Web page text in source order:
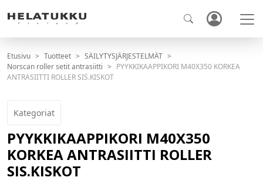
Etusivu Tuotteet
SÄILYTYSJÄRJESTELMÄT
Norscan roller setit antrasiitti
PYYKKIKAAPPIKORI M40X350 KORKEA
ANTRASIITTI ROLLER SIS.KISKOT
Kategoriat
PYYKKIKAAPPIKORI M40X350
KORKEA ANTRASIITTI ROLLER
SIS.KISKOT